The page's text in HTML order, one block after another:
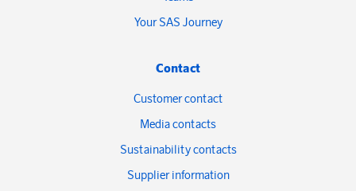
Your SAS Journey
Contact
Customer contact
Media contacts
Sustainability contacts
Supplier information